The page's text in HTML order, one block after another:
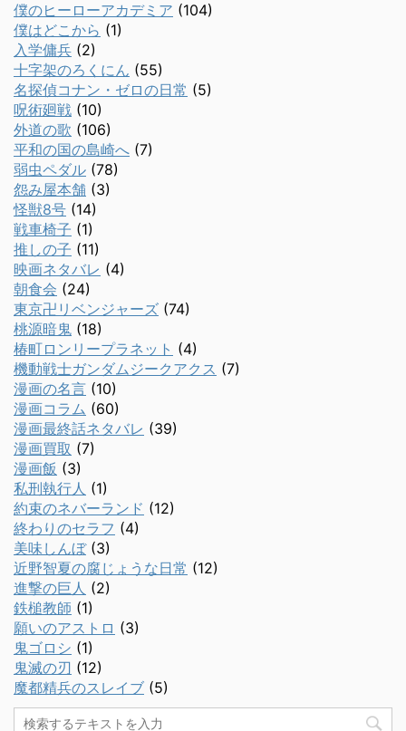
僕のヒーローアカデミア (104)
僕はどこから (1)
入学傭兵 (2)
十字架のろくにん (55)
名探偵コナン・ゼロの日常 (5)
呪術廻戦 (10)
外道の歌 (106)
平和の国の島崎へ (7)
弱虫ペダル (78)
怨み屋本舗 (3)
怪獣8号 (14)
戦車椅子 (1)
推しの子 (11)
映画ネタバレ (4)
朝食会 (24)
東京卍リベンジャーズ (74)
桃源暗鬼 (18)
椿町ロンリープラネット (4)
機動戦士ガンダムジークアクス (7)
漫画の名言 (10)
漫画コラム (60)
漫画最終話ネタバレ (39)
漫画買取 (7)
漫画飯 (3)
私刑執行人 (1)
約束のネバーランド (12)
終わりのセラフ (4)
美味しんぼ(3)
近野智夏の腐じょうな日常 (12)
進撃の巨人 (2)
鉄槌教師 (1)
願いのアストロ (3)
鬼ゴロシ (1)
鬼滅の刃 (12)
魔都精兵のスレイブ (5)